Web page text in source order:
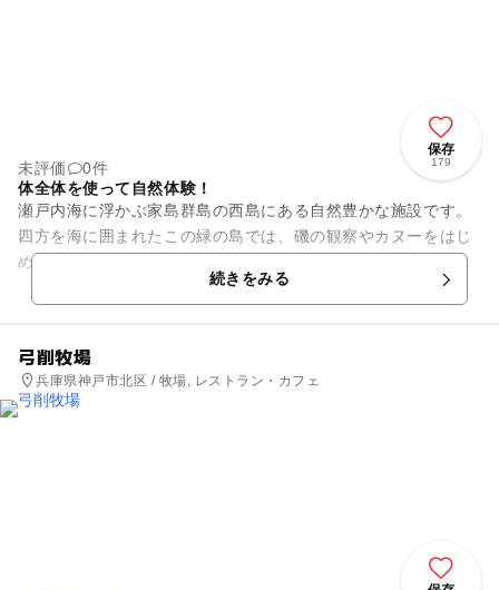
保存
179
未評価
0件
体全体を使って自然体験！
瀬戸内海に浮かぶ家島群島の西島にある自然豊かな施設です。
四方を海に囲まれたこの緑の島では、磯の観察やカヌーをはじ
めとした様々な自然体験をすることができます。キャンプや野
外活動はもちろん、海水浴、...続きをみる
弓削牧場
兵庫県神戸市北区 / 牧場, レストラン・カフェ